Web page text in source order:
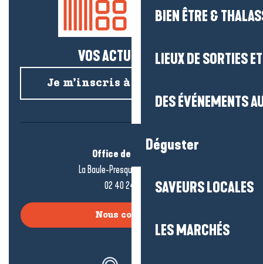
BIEN ÊTRE &
LIEUX DE SORTIES
DES ÉVÉNEMENTS
Déguster
SAVEURS LOCALES
LES MARCHÉS
VOS ACTUS SALÉES !
Je m’inscris à la newsletter
Office de tourisme
La Baule-Presqu’île de Guérande
02 40 24 34 44
Nous contacter